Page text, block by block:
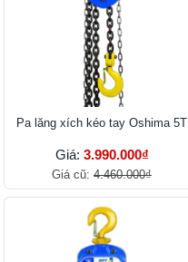
Pa lăng xích kéo tay Oshima 5T
Giá: 3.990.000₫
Giá cũ: 4.460.000₫